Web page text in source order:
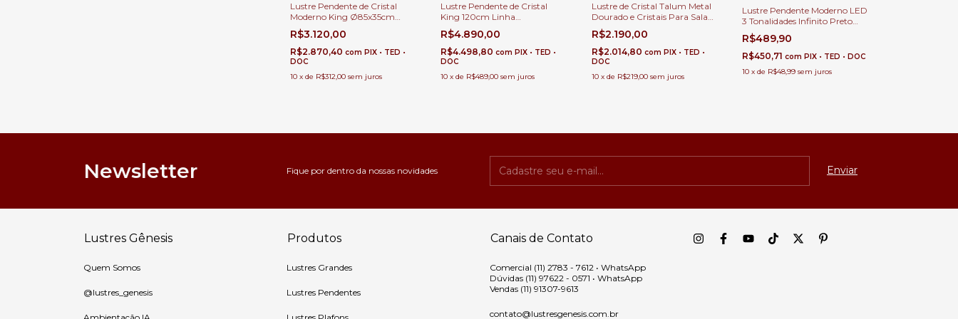
Lustre Pendente de Cristal
Moderno King Ø85x35cm
para Sala de Jantar, Quartos,
Sala de Estar, Escritório e
Apartamento
R$3.120,00
R$2.870,40 com PIX • TED •
DOC
10 x de R$312,00 sem juros
Lustre Pendente de Cristal
King 120cm Linha
Contemporânea Para Sala de
Jantar e Estar
R$4.890,00
R$4.498,80com PIX • TED •
DOC
10 xde R$489,00 sem juros
Lustre de Cristal Talum Metal
Dourado e Cristais Para Sala
de Jantar e Estar
R$2.190,00
R$2.014,80 com PIX • TED •
DOC
10 x de R$219,00 sem juros
Lustre Pendente Moderno LED
3 Tonalidades Infinito Preto
87cm Para Sala de Jantar,
Quartos, Sala de Estar e
Escritórios
R$489,90
R$450,71 com PIX • TED • DOC
10 x de R$48,99 sem juros
Newsletter Fique por dentro da nossas novidades
Lustres Gênesis
Quem Somos
@lustres_genesis
Produtos
Lustres Grandes
Lustres Pendentes
Canais de Contato
Comercial (11) 2783 - 7612 • WhatsApp
Dúvidas (11) 97622 - 0571 • WhatsApp
Vendas (11) 91307-9613
contato@lustresgenesis.com.br